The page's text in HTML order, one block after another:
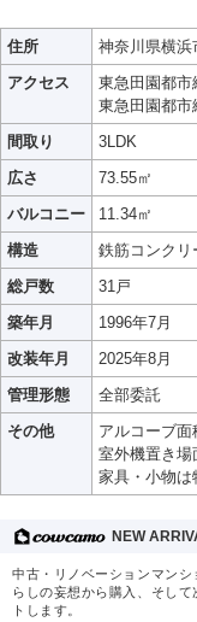
住所
神奈川県横浜
アクセス
東急田園都市
東急田園都市
間取り
3LDK
広さ
73.55㎡
バルコニー
11.34㎡
構造
鉄筋コンクリ
総戸数
31戸
築年月
1996年7月
改装年月
2025年8月
管理形態
全部委託
その他
アルコーブ面
室外機置き場
家具・小物は
NEW
中古・リノベーションマン
らしの妄想から購入、そし
トします。